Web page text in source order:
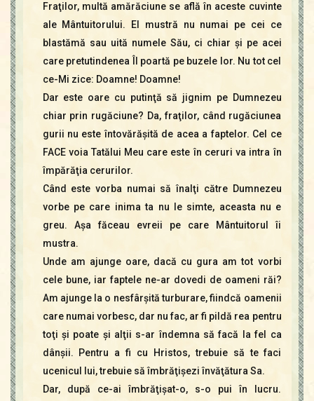
Fraţilor, multă amărăciune se află în aceste cuvinte
ale Mântuitorului. El mustră nu numai pe cei ce
blastămă sau uită numele Său, ci chiar şi pe acei
care pretutindenea Îl poartă pe buzele lor. Nu tot cel
ce-Mi zice: Doamne! Doamne!
Dar este oare cu putinţă să jignim pe Dumnezeu
chiar prin rugăciune? Da, fraţilor, când rugăciunea
gurii nu este întovărăşită de acea a faptelor. Cel ce
FACE voia Tatălui Meu care este în ceruri va intra în
împărăţia cerurilor.
Când este vorba numai să înalţi către Dumnezeu
vorbe pe care inima ta nu le simte, aceasta nu e
greu. Aşa făceau evreii pe care Mântuitorul îi
mustra.
Unde am ajunge oare, dacă cu gura am tot vorbi
cele bune, iar faptele ne-ar dovedi de oameni răi?
Am ajunge la o nesfârşită turburare, fiindcă oamenii
care numai vorbesc, dar nu fac, ar fi pildă rea pentru
toţi şi poate şi alţii s-ar îndemna să facă la fel ca
dânşii. Pentru a fi cu Hristos, trebuie să te faci
ucenicul lui, trebuie să îmbrăţişezi învăţătura Sa.
Dar, după ce-ai îmbrăţişat-o, s-o pui în lucru.